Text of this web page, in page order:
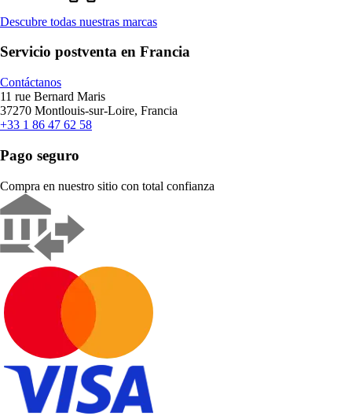
Descubre todas nuestras marcas
Servicio postventa en Francia
Contáctanos
11 rue Bernard Maris
37270 Montlouis-sur-Loire, Francia
+33 1 86 47 62 58
Pago seguro
Compra en nuestro sitio con total confianza